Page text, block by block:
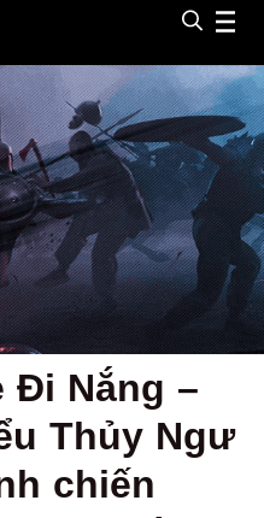
Đi Nắng –
Thủy Ngư
chiến